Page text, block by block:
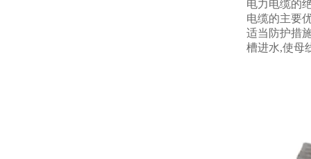
电力电缆的
电缆的主要
适当防护措
槽进水,使母